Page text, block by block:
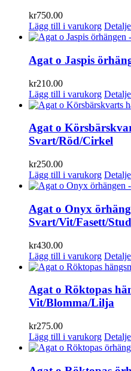
kr750.00
Lägg till i varukorg
Agat o Jaspis
kr210.00
Lägg till i varukorg
Agat o
Svart/Röd/Cirkel
kr250.00
Lägg till i varukorg
Agat o Onyx
Svart/Vit/Fasett/
kr430.00
Lägg till i varukorg
Agat o Röktopas
Vit/Blomma/Lilja
kr275.00
Lägg till i varukorg